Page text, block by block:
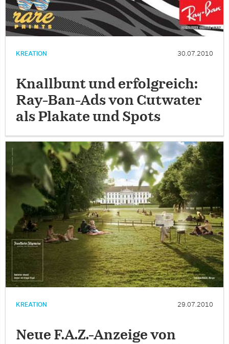
KREATION 30.07.2010
Knallbunt und erfolgreich:
Ray-Ban-Ads von Cutwater
als Plakate und Spots
KREATION 29.07.2010
Neue F.A.Z.-Anzeige von